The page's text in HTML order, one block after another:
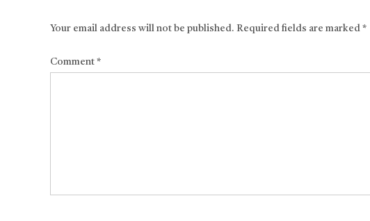
Your email address will not be published. Required fields are marked *
Comment *